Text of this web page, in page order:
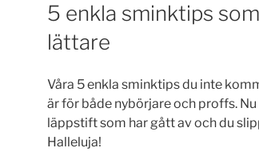
5 enkla sminktips
lättare
Våra 5 enkla sminktips du inte
är för både nybörjare och proffs.
läppstift som har gått av och du
Halleluja!